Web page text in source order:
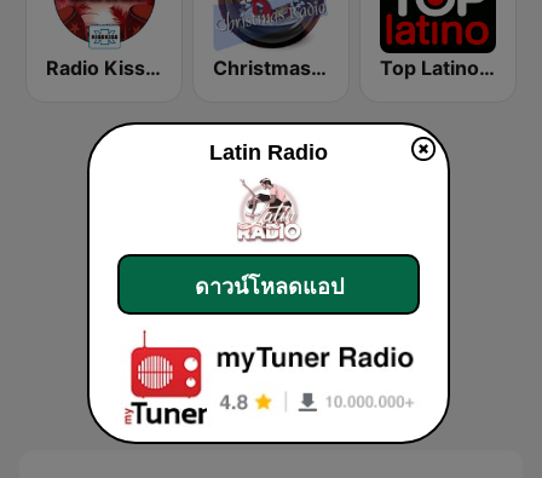
Radio Kiss Kiss Latina Christmas Radio Top Latino Radio
Latin Radio
ดาวน์โหลดแอป